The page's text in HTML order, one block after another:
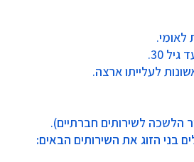
לאומי.
30.
לעלייתו ארצה.
הלשכה לשירותים חברתיים).
בני הזוג את השירותים הבאים: